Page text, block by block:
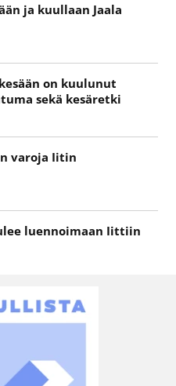
ja kuullaan Jaala
on kuulunut
sekä kesäretki
varoja Iitin
luennoimaan Iittiin